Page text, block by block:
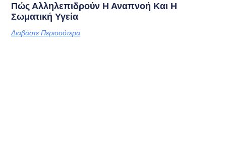
Πώς Αλληλεπιδρούν Η Αναπνοή Και Η
Σωματική Υγεία
Διαβάστε Περισσότερα